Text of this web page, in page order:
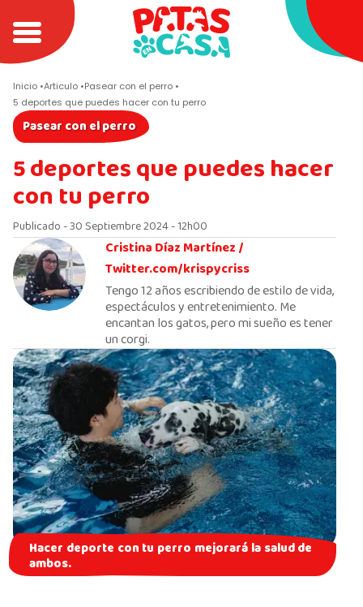
Inicio Articulo Pasear con el perro
5 deportes que puedes hacer con tu perro
Pasear con el perro
5 deportes que puedes hacer
con tu perro
Publicado - 30 Septiembre 2024 - 12h00
Cristina Díaz Martínez /
Twitter.com/krispycriss
Tengo 12 años escribiendo de estilo de vida,
espectáculos y entretenimiento. Me
encantan los gatos, pero mi sueño es tener
un corgi.
Hacer deporte con tu perro mejorará la salud de
ambos.